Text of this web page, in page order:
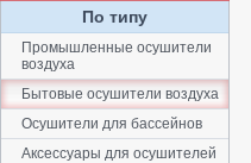
По типу
Промышленные осушители
воздуха
Бытовые осушители воздуха
Осушители для бассейнов
Аксессуары для осушителей